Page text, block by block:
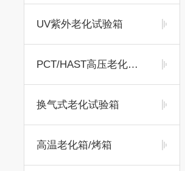
UV紫外老化试验箱
PCT/HAST高压老化试验箱
换气式老化试验箱
高温老化箱/烤箱